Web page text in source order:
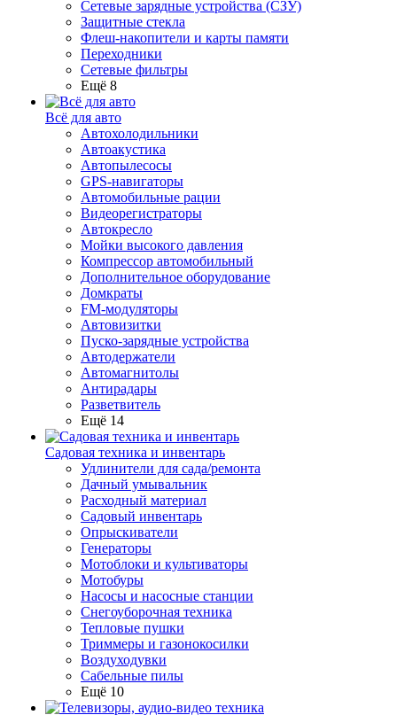
Сетевые зарядные устройства (СЗУ)
Защитные стекла
Флеш-накопители и карты памяти
Переходники
Сетевые фильтры
Ещё 8
Всё для авто
Автохолодильники
Автоакустика
Автопылесосы
GPS-навигаторы
Автомобильные рации
Видеорегистраторы
Автокресло
Мойки высокого давления
Компрессор автомобильный
Дополнительное оборудование
Домкраты
FM-модуляторы
Автовизитки
Пуско-зарядные устройства
Автодержатели
Автомагнитолы
Антирадары
Разветвитель
Ещё 14
Садовая техника и инвентарь
Удлинители для сада/ремонта
Дачный умывальник
Расходный материал
Садовый инвентарь
Опрыскиватели
Генераторы
Мотоблоки и культиваторы
Мотобуры
Насосы и насосные станции
Снегоуборочная техника
Тепловые пушки
Триммеры и газонокосилки
Воздуходувки
Сабельные пилы
Ещё 10